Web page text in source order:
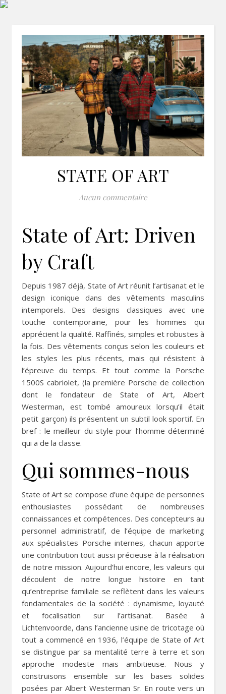
STATE OF ART
Aucun commentaire
State of Art: Driven
by Craft
Depuis 1987 déjà, State of Art réunit l’artisanat et le
design iconique dans des vêtements masculins
intemporels. Des designs classiques avec une
touche contemporaine, pour les hommes qui
apprécient la qualité. Raffinés, simples et robustes à
la fois. Des vêtements conçus selon les couleurs et
les styles les plus récents, mais qui résistent à
l’épreuve du temps. Et tout comme la Porsche
1500S cabriolet, (la première Porsche de collection
dont le fondateur de State of Art, Albert
Westerman, est tombé amoureux lorsqu’il était
petit garçon) ils présentent un subtil look sportif. En
bref : le meilleur du style pour l’homme déterminé
qui a de la classe.
Qui sommes-nous
State of Art se compose d’une équipe de personnes
enthousiastes possédant de nombreuses
connaissances et compétences. Des concepteurs au
personnel administratif, de l’équipe de marketing
aux spécialistes Porsche internes, chacun apporte
une contribution tout aussi précieuse à la réalisation
de notre mission. Aujourd’hui encore, les valeurs qui
découlent de notre longue histoire en tant
qu’entreprise familiale se reflètent dans les valeurs
fondamentales de la société : dynamisme, loyauté
et focalisation sur l’artisanat. Basée à
Lichtenvoorde, dans l’ancienne usine de tricotage où
tout a commencé en 1936, l’équipe de State of Art
se distingue par sa mentalité terre à terre et son
approche modeste mais ambitieuse. Nous y
construisons ensemble sur les bases solides
posées par Albert Westerman Sr. En route vers un